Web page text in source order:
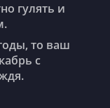
гулять и
то ваш
с